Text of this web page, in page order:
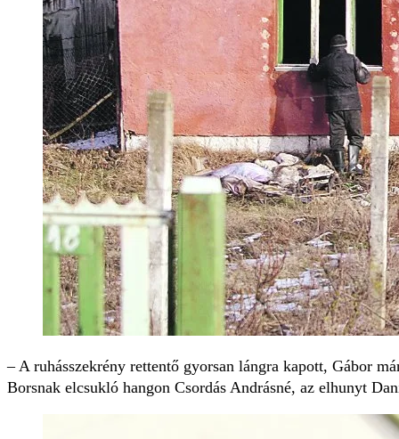
– A ruhásszekrény rettentő gyorsan lángra kapott, Gábor
Borsnak el­csukló hangon Csordás Andrásné, az elhunyt